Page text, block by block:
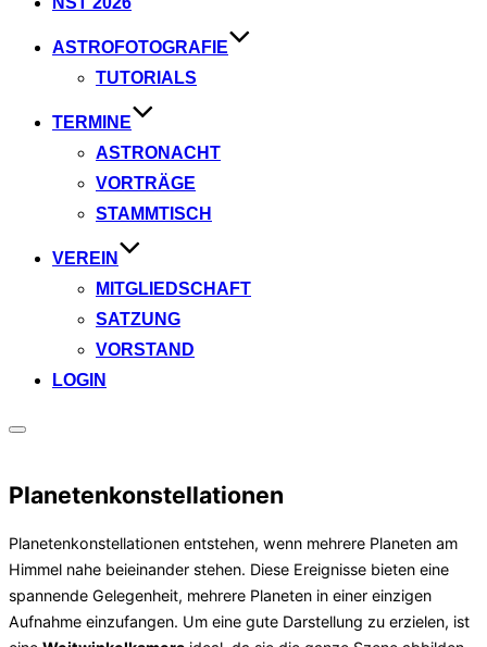
ASTROFOTOGRAFIE
TUTORIALS
TERMINE
ASTRONACHT
VORTRÄGE
STAMMTISCH
VEREIN
MITGLIEDSCHAFT
SATZUNG
VORSTAND
LOGIN
Seitenleiste
umschalten
Planetenkonstellationen
Planetenkonstellationen entstehen, wenn mehrere Planeten am
Himmel nahe beieinander stehen. Diese Ereignisse bieten eine
spannende Gelegenheit, mehrere Planeten in einer einzigen
Aufnahme einzufangen. Um eine gute Darstellung zu erzielen, ist